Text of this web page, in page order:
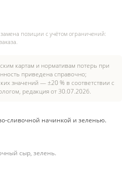
позиции с учётом ограничений:
картам и нормативам потерь при
приведена справочно;
значений — ±20 % в соответствии с
редакция от 30.07.2026.
сливочной начинкой и зеленью.
сыр, зелень.